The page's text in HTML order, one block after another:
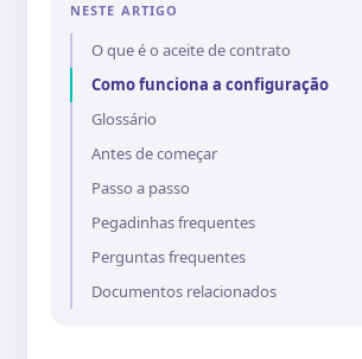
NESTE ARTIGO
O que é o aceite de contrato
Como funciona a configuração
Glossário
Antes de começar
Passo a passo
Pegadinhas frequentes
Perguntas frequentes
Documentos relacionados